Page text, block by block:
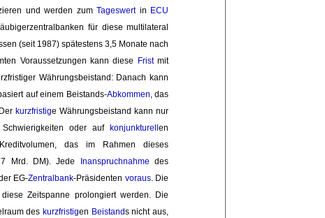
und werden zumTageswertin ECU
für diese multilateral
(seit 1987) spätestens 3,5 Monate nach
Voraussetzungen kann diese Fristmit
Währungsbeistand: Danach kann
auf einem Beistands-Abkommen, das
kurzfristige Währungsbeistand kann nur
oder auf konjunkturell en
das im Rahmen dieses
Mrd. DM). Jede Inanspruchnahme des
EG-Zentralbank-Präsidenten voraus. Die
Zeitspanne prolongiert werden. Die
des kurzfristigen Beistands nicht aus,